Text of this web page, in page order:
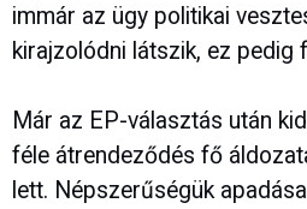
immár az ügy politikai
kirajzolódni látszik, ez pedig
Már az EP-választás után
féle átrendeződés fő
lett. Népszerűségük